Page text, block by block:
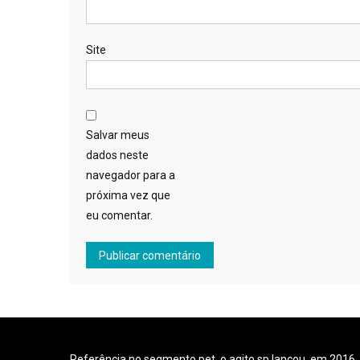
Site
Salvar meus
dados neste
navegador para a
próxima vez que
eu comentar.